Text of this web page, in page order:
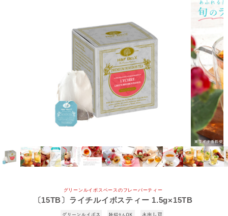
グリーンルイボスベースのフレーバーティー
〔15TB〕ライチルイボスティー 1.5g×15TB